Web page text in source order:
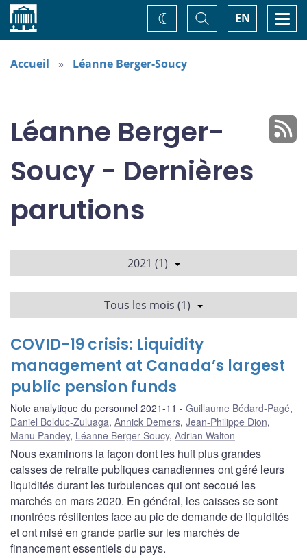
Accueil EN
Basculer
la
recherche
Changez
de
Accueil Léanne Berger-Soucy
Léanne Berger-
Soucy - Dernières
parutions
2021 (1)
Tous les mois (1)
COVID-19 crisis: Liquidity
management at Canada’s largest
public pension funds
Note analytique du personnel 2021-11 Guillaume Bédard-Pagé,
Daniel Bolduc-Zuluaga, Annick Demers, Jean-Philippe Dion,
Manu Pandey, Léanne Berger-Soucy, Adrian Walton
Nous examinons la façon dont les huit plus grandes
caisses de retraite publiques canadiennes ont géré leurs
liquidités durant les turbulences qui ont secoué les
marchés en mars 2020. En général, les caisses se sont
montrées résilientes face au pic de demande de liquidités
et ont misé en grande partie sur les marchés de
financement essentiels du pays.